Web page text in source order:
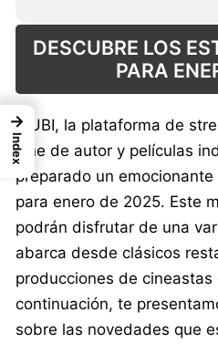
DESCUBRE LOS
PARA
MUBI, la plataforma de
cine de autor y películas
preparado un
para enero de 2025. Este
podrán disfrutar de una
abarca desde clásicos
producciones de cineastas
continuación, te
sobre las novedades que
→
Index